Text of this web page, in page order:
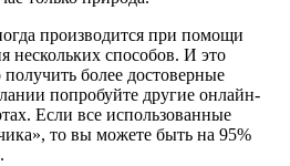
производится при помощи
нескольких способов. И это
более достоверные
попробуйте другие онлайн-
Если все использованные
то вы можете быть на 95%